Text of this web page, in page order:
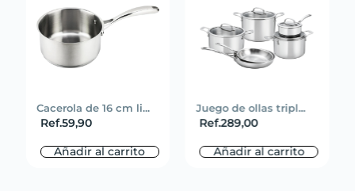
Cacerola de 16 cm li...
Ref.59,90
Añadir al carrito
Juego de ollas tripl...
Ref.289,00
Añadir al carrito